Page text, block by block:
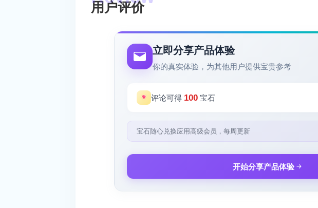
用户评价
立即分享产品体验
你的真实体验，为其他用户提供宝贵参考
评论可得 100 宝石
宝石随心兑换应用高级会员，每周更新
开始分享产品体验